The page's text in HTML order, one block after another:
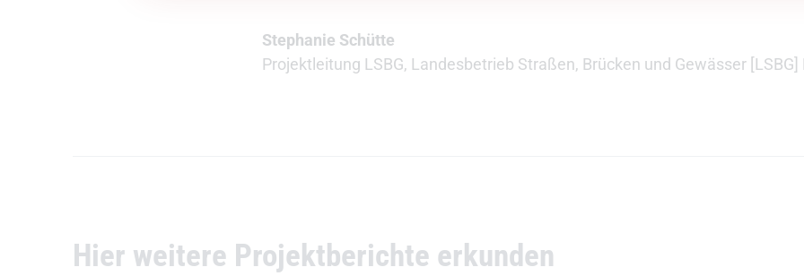
Stephanie Schütte
Projektleitung LSBG, Landesbetrieb Straßen, Brücken und Gewässer
Hier weitere Projektberichte erkunden